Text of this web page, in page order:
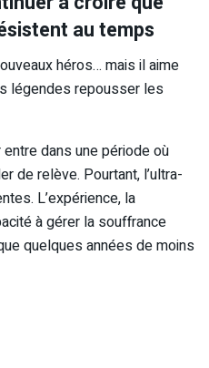
au temps
héros… mais il aime
légendes repousser les
dans une période où
de relève. Pourtant, l’ultra-
L’expérience, la
à gérer la souffrance
quelques années de moins